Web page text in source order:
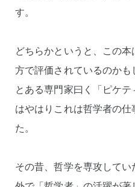
す。
どちらかというと、この
方で評価されているのかも
とある専門家曰く「ピケ
はやはりこれは哲学者の
た。
その昔、哲学を専攻して